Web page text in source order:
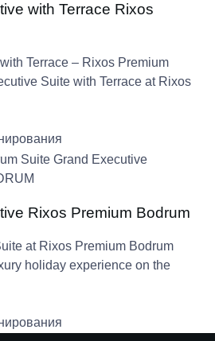
with Terrace Rixos
Terrace – Rixos Premium
Suite with Terrace at Rixos
Rixos Premium Bodrum
at Rixos Premium Bodrum
holiday experience on the